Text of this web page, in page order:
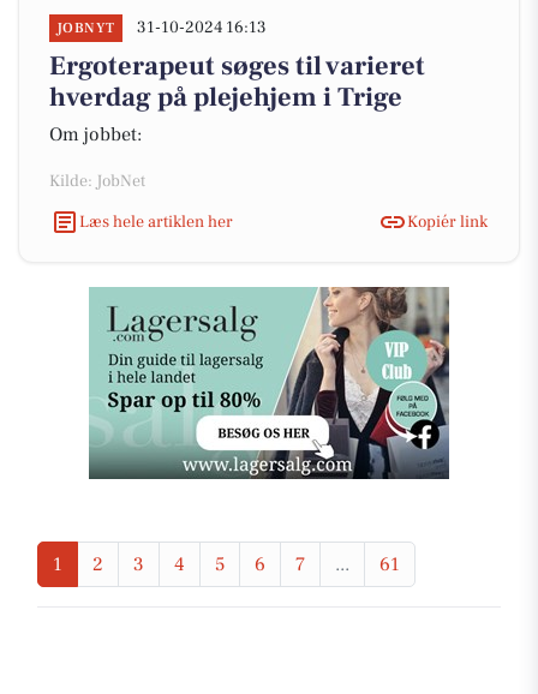
JOBNYT 31-10-2024 16:13
Ergoterapeut søges til varieret
hverdag på plejehjem i Trige
Om jobbet:
Kilde: JobNet
Læs hele artiklen her
Kopiér link
1 2 3 4 5 6 7 ... 61